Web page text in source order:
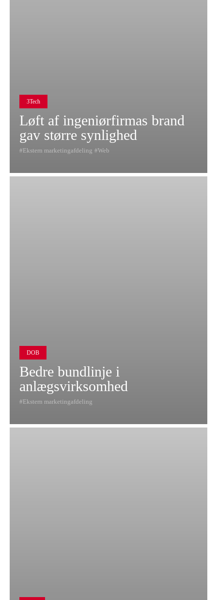
3Tech
Løft af ingeniørfirmas brand
gav større synlighed
Ekstern marketingafdeling Web
DOB
Bedre bundlinje i
anlægsvirksomhed
Ekstern marketingafdeling